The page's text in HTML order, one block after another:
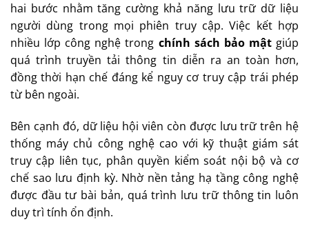
hai bước nhằm tăng cường khả năng lưu trữ dữ liệu
người dùng trong mọi phiên truy cập. Việc kết hợp
nhiều lớp công nghệ trong chính sách bảo mậtgiúp
quá trình truyền tải thông tin diễn ra an toàn hơn,
đồng thời hạn chế đáng kể nguy cơ truy cập trái phép
từ bên ngoài.
Bên cạnh đó, dữ liệu hội viên còn được lưu trữ trên hệ
thống máy chủ công nghệ cao với kỹ thuật giám sát
truy cập liên tục, phân quyền kiểm soát nội bộ và cơ
chế sao lưu định kỳ. Nhờ nền tảng hạ tầng công nghệ
được đầu tư bài bản, quá trình lưu trữ thông tin luôn
duy trì tính ổn định.